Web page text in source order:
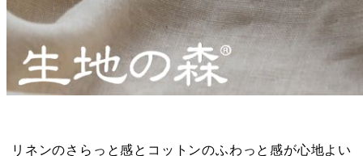
リネンのさらっと感とコットンのふわっと感が心地よい